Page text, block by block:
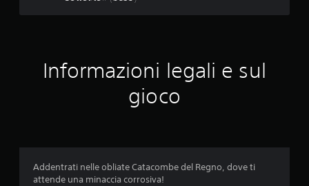
Informazioni legali e sul
gioco
Addentrati nelle obliate Catacombe del Regno, dove ti
attende una minaccia corrosiva!